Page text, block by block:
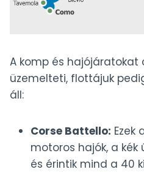
A komp és hajójáratokat
üzemelteti, flottájuk
áll:
Corse Battello: Ezek
motoros hajók, a
és érintik mind a 40